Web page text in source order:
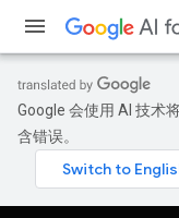
Google 会使用 AI 技术
含错误。